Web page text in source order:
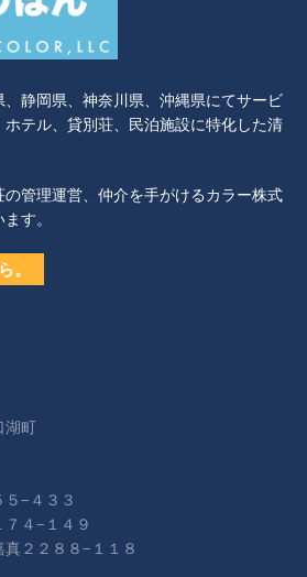
静岡県、神奈川県、沖縄県にてサービ
テル、貸別荘、民泊施設に特化した清
管理運営、仲介を手がけるカラー株式
す。
。
湖町
−４３３
４−１４９
２２８８−１１８